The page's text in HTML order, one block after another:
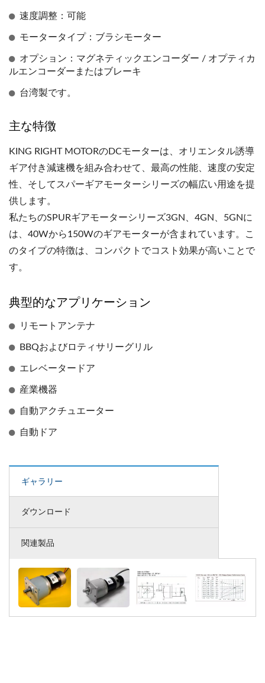
速度調整：可能
モータータイプ：ブラシモーター
オプション：マグネティックエンコーダー / オプティカ
ルエンコーダーまたはブレーキ
台湾製です。
主な特徴
KING RIGHT MOTORのDCモーターは、オリエンタル誘導
ギア付き減速機を組み合わせて、最高の性能、速度の安定
性、そしてスパーギアモーターシリーズの幅広い用途を提
供します。
私たちのSPURギアモーターシリーズ3GN、4GN、5GNに
は、40Wから150Wのギアモーターが含まれています。こ
のタイプの特徴は、コンパクトでコスト効果が高いことで
す。
典型的なアプリケーション
リモートアンテナ
BBQおよびロティサリーグリル
エレベータードア
産業機器
自動アクチュエーター
自動ドア
ギャラリー
ダウンロード
関連製品